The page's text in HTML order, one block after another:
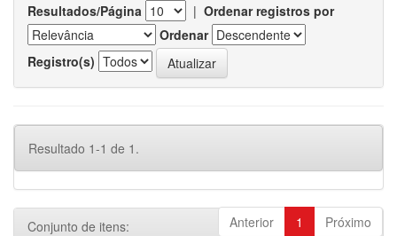
Resultados/Página | Ordenar registros por
Ordenar
Registro(s)
Resultado 1-1 de 1.
Anterior 1 Próximo
Conjunto de itens: